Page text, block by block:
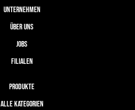
UNTERNEHMEN
ÜBER UNS
JOBS
FILIALEN
PRODUKTE
ALLE KATEGORIEN